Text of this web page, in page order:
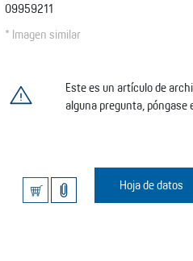
09959211
* Imagen similar
Este es un artículo de
alguna pregunta,
Hoja de datos